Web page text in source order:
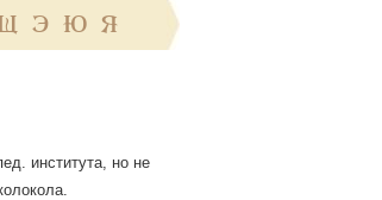
Э Ю Я
института, но не